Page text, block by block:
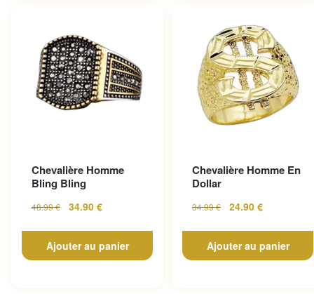
Chevalière Homme
Bling Bling
48.99€ 34.90 €
Ajouter au panier
Chevalière Homme En
Dollar
34.99€ 24.90 €
Ajouter au panier